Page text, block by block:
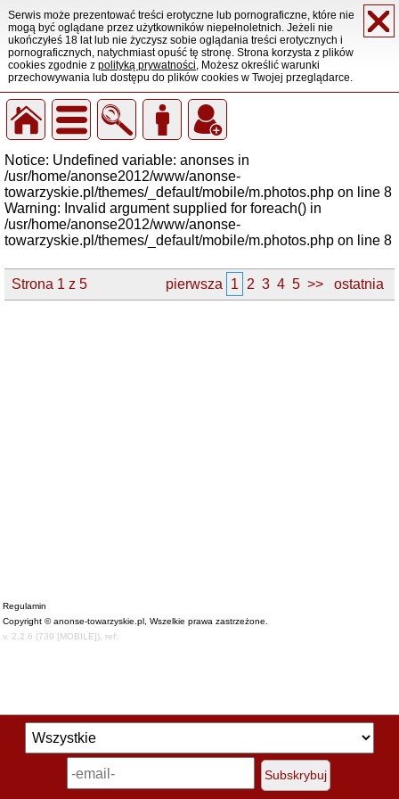
Serwis może prezentować treści erotyczne lub pornograficzne, które nie
mogą być oglądane przez użytkowników niepełnoletnich. Jeżeli nie
ukończyłeś 18 lat lub nie życzysz sobie oglądania treści erotycznych i
pornograficznych, natychmiast opuść tę stronę. Strona korzysta z plików
cookies zgodnie z polityką prywatności, Możesz określić warunki
przechowywania lub dostępu do plików cookies w Twojej przeglądarce.
Notice: Undefined variable: anonses in
/usr/home/anonse2012/www/anonse-
towarzyskie.pl/themes/_default/mobile/m.photos.php on line 8
Warning: Invalid argument supplied for foreach() in
/usr/home/anonse2012/www/anonse-
towarzyskie.pl/themes/_default/mobile/m.photos.php on line 8
Strona 1 z 5 pierwsza 1 2 3 4 5 >> ostatnia
Regulamin
Copyright © anonse-towarzyskie.pl, Wszelkie prawa zastrzeżone.
v. 2.2.6 (739 [MOBILE]), ref:
Subskrybuj